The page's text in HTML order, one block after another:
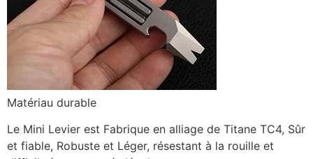
Matériau durable
Le Mini Levier est Fabrique en alliage de Titane TC4, Sûr
et fiable, Robuste et Léger, résestant à la rouille et